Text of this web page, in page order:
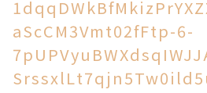
aScCM3Vmt02fFtp-6-